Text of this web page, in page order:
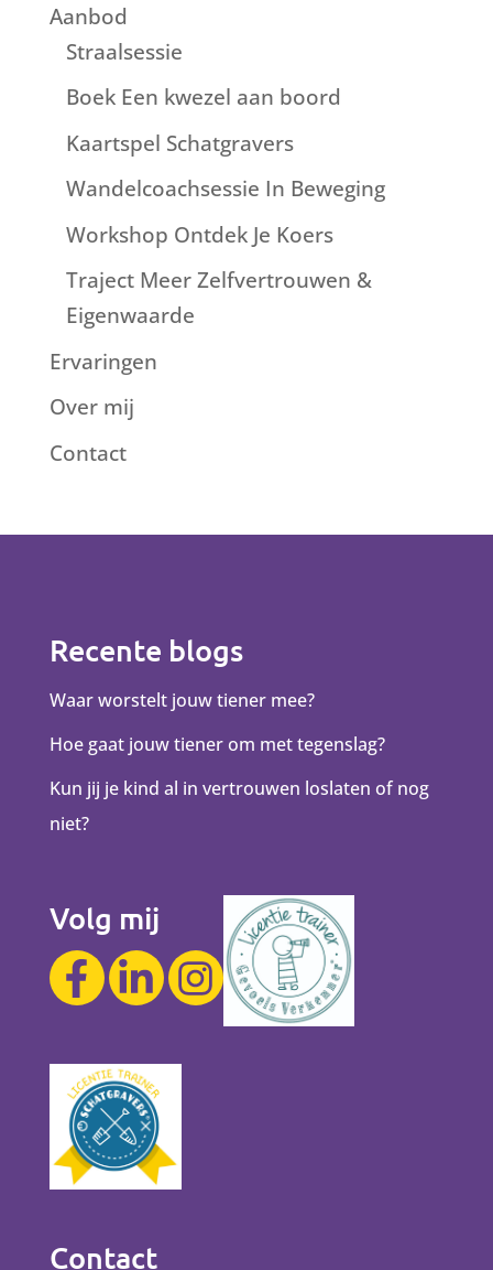
Aanbod
Straalsessie
Boek Een kwezel aan boord
Kaartspel Schatgravers
Wandelcoachsessie In Beweging
Workshop Ontdek Je Koers
Traject Meer Zelfvertrouwen &
Eigenwaarde
Ervaringen
Over mij
Contact
Recente blogs
Waar worstelt jouw tiener mee?
Hoe gaat jouw tiener om met tegenslag?
Kun jij je kind al in vertrouwen loslaten of nog
niet?
Volg mij
Contact